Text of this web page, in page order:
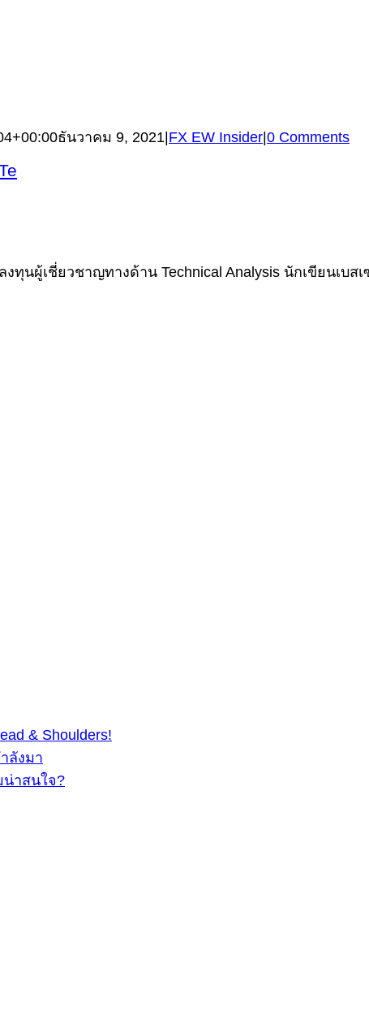
ธันวาคม 9, 2021 FX EW Insider 0 Comments
นผู้เชี่ยวชาญทางด้าน Technical Analysis นักเขียนเบสเ
& Shoulders!
ลังมา
น่าสนใจ?